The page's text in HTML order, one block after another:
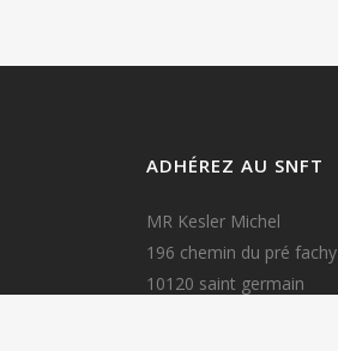
ADHÉREZ AU SNFT
MR Kesler Michel
196 chemin du pré fachy
10120 saint germain